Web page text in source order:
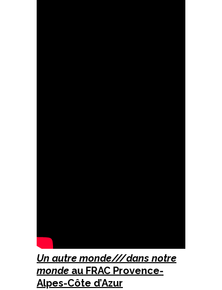
Un autre monde///dans notre
monde au FRAC Provence-
Alpes-Côte d’Azur